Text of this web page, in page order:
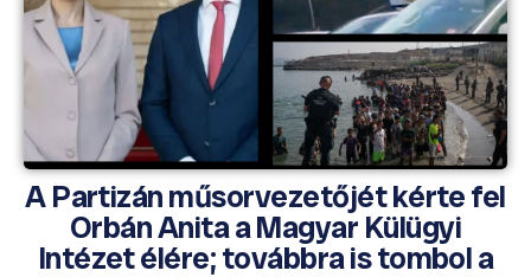
A Partizán műsorvezetőjét kérte fel
Orbán Anita a Magyar Külügyi
Intézet élére; továbbra is tombol a